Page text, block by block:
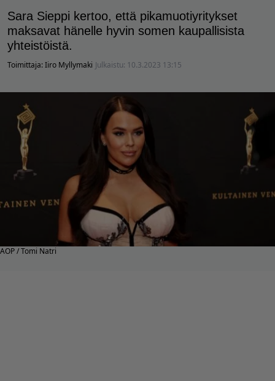
Sara Sieppi kertoo, että pikamuotiyritykset
maksavat hänelle hyvin somen kaupallisista
yhteistöistä.
Toimittaja:Iiro Myllymaki Julkaistu: 10.3.2023 13:15
AOP / Tomi Natri